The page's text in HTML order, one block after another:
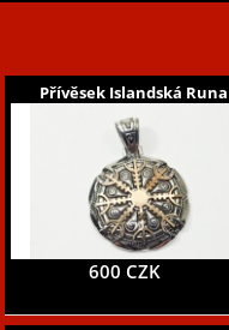
Přívěsek Islandská Runa
600 CZK